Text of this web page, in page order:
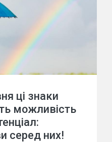
ці знаки
можливість
серед них!